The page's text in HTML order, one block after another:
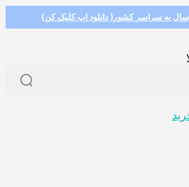
به سراسر کشور( دانلود اپ کلیک کن)